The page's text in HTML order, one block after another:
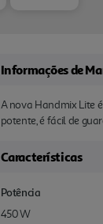
Informações de
A nova Handmix Lite
potente, é fácil de
Características
Potência
450 W